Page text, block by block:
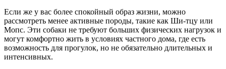
Если же у вас более спокойный образ жизни, можно
рассмотреть менее активные породы, такие как Ши-тцу или
Мопс. Эти собаки не требуют больших физических нагрузок и
могут комфортно жить в условиях частного дома, где есть
возможность для прогулок, но не обязательно длительных и
интенсивных.